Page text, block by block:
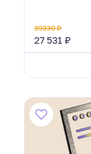
39330 ₽
27 531 ₽